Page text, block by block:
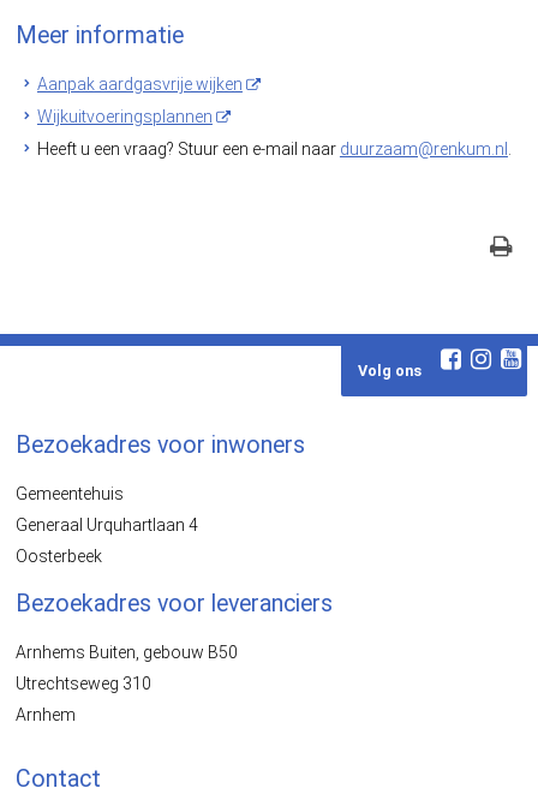
Meer informatie
Aanpak aardgasvrije wijken
Wijkuitvoeringsplannen
Heeft u een vraag? Stuur een e-mail naar duurzaam@renkum.nl
Volg ons
Bezoekadres voor inwoners
Gemeentehuis
Generaal Urquhartlaan 4
Oosterbeek
Bezoekadres voor leveranciers
Arnhems Buiten, gebouw B50
Utrechtseweg 310
Arnhem
Contact